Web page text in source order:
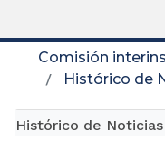
Comisión
Histórico de
Histórico de Noticias